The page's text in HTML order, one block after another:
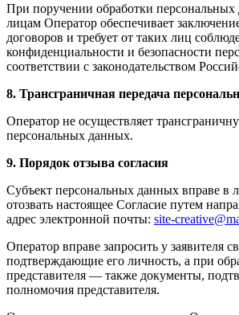
При поручении обработки персональных
лицам Оператор обеспечивает
договоров и требует от таких лиц
конфиденциальности и безопасности
соответствии с законодательством
8. Трансграничная передача
Оператор не осуществляет
персональных данных.
9. Порядок отзыва согласия
Субъект персональных данных вправе в
отозвать настоящее Согласие путем
адрес электронной почты: site-
Оператор вправе запросить у заявителя
подтверждающие его личность, а при
представителя — также документы,
полномочия представителя.